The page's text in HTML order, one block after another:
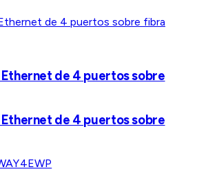
de 4 puertos sobre
de 4 puertos sobre